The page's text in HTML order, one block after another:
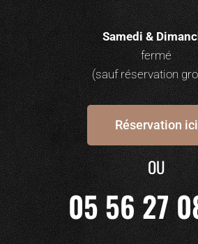
Samedi &
fermé
(sauf réservation
Réservation ici
OU
05 56 27